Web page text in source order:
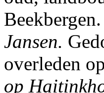
Beekbergen.
Jansen.
overleden
op